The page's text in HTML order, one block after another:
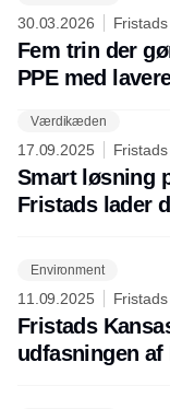
30.03.2026
Fem trin der
PPE med
Værdikæden
17.09.2025
Smart løsning
Fristads lader
Environment
11.09.2025
Fristads
udfasningen af